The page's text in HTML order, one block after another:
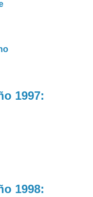
1997:
1998: